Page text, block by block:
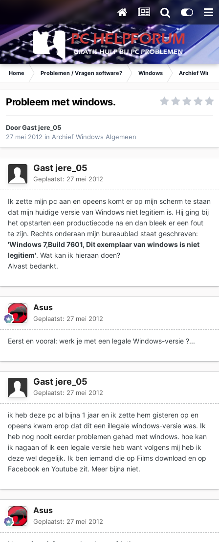
Home Problemen / Vragen software? Windows Archief
Probleem met windows.
Door Gast jere_05
27 mei 2012 in Archief Windows Algemeen
Gast jere_05
Geplaatst: 27 mei 2012
Ik zette mijn pc aan en opeens komt er op mijn scherm te staan
dat mijn huidige versie van Windows niet legitiem is. Hij ging bij
het opstarten een productiecode na en dan bleek er een fout
te zijn. Rechts onderaan mijn bureaublad staat geschreven:
'Windows 7,Build 7601, Dit exemplaar van windows is niet
legitiem'. Wat kan ik hieraan doen?
Alvast bedankt.
Asus
Geplaatst: 27 mei 2012
Eerst en vooral: werk je met een legale Windows-versie ?...
Gast jere_05
Geplaatst: 27 mei 2012
ik heb deze pc al bijna 1 jaar en ik zette hem gisteren op en
opeens kwam erop dat dit een illegale windows-versie was. Ik
heb nog nooit eerder problemen gehad met windows. hoe kan
ik nagaan of ik een legale versie heb want volgens mij heb ik
deze wel degelijk. Ik ben iemand die op Films download en op
Facebook en Youtube zit. Meer bijna niet.
Asus
Geplaatst: 27 mei 2012